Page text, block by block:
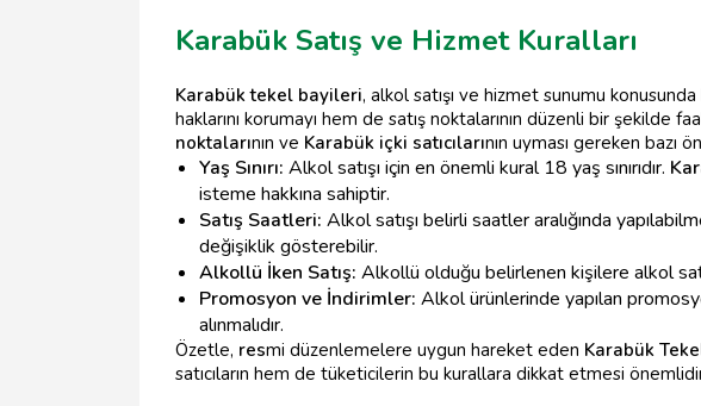
Karabük Satış ve Hizmet Kuralları
Karabük tekel bayileri, alkol satışı ve hizmet sunumu
haklarını korumayı hem de satış noktalarının düzenli bir şekilde
noktalarının ve Karabük içki satıcılarının uyması gereken bazı
Yaş Sınırı: Alkol satışı için en önemli kural 18 yaş sınırıdır.
isteme hakkına sahiptir.
Satış Saatleri: Alkol satışı belirli saatler aralığında
değişiklik gösterebilir.
Alkollü İken Satış: Alkollü olduğu belirlenen kişilere alkol
Promosyon ve İndirimler: Alkol ürünlerinde yapılan
alınmalıdır.
Özetle, resmi düzenlemelere uygun hareket eden Karabük
satıcıların hem de tüketicilerin bu kurallara dikkat etmesi